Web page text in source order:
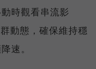
時觀看串流影
動態，確保維持穩
速。